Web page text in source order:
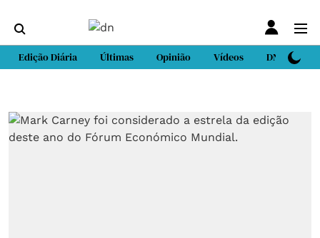
Edição Diária Últimas Opinião Vídeos DN Sport